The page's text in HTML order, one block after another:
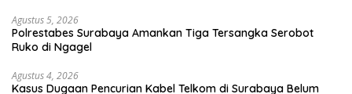
Agustus 5, 2026
Polrestabes Surabaya Amankan Tiga Tersangka Serobot
Ruko di Ngagel
Agustus 4, 2026
Kasus Dugaan Pencurian Kabel Telkom di Surabaya Belum